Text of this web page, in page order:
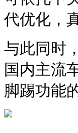
代优化，
与此同时，
国内主流
脚踢功能